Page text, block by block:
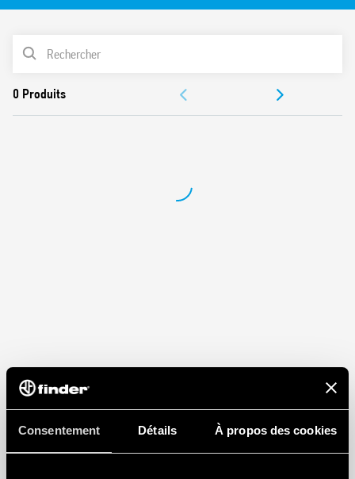
Consentement Détails À propos des cookies
Fourni avec circuit de présence tension et protection
Etrier plastique pour le maintien et l’extraction du relais
UL Listing (pour la combinaison relais + support)
LISTE DES PRODUITS
DOCUMENTATIONS